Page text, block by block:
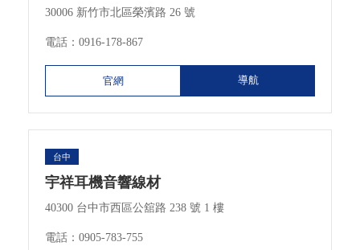
30006 新竹市北區榮濱路 26 號
電話： 0916-178-867
官網 導航
台中
宇祥耳機音響線材
40300 台中市西區公舘路 238 號 1 樓
電話： 0905-783-755